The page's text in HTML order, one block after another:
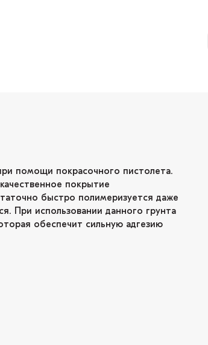
помощи покрасочного пистолета.
покрытие
быстро полимеризуется даже
При использовании данного грунта
обеспечит сильную адгезию